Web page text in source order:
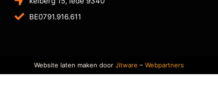
BE0791.916.611
Website laten maken door Jitware – Webpartners